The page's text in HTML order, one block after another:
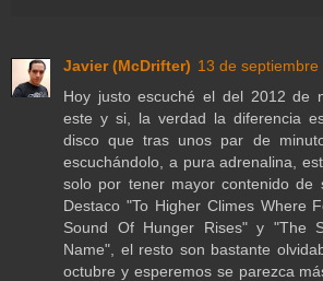
Javier (McDrifter) 13 de
Hoy justo escuché el del 2012 de
este y si, la verdad la diferencia
disco que tras unos par de
escuchándolo, a pura adrenalina,
solo por tener mayor contenido de
Destaco "To Higher Climes Where
Sound Of Hunger Rises" y "The
Name", el resto son bastante
octubre y esperemos se parezca